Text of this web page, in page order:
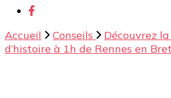
Accueil Conseils
Découvrez
d’histoire à 1h de Rennes en